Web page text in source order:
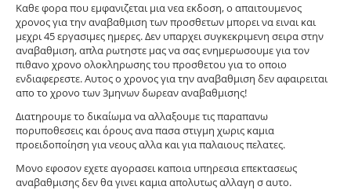
Καθε φορα που εμφανιζεται μια νεα εκδοση, ο απαιτουμενος
χρονος για την αναβαθμιση των προσθετων μπορει να ειναι και
μεχρι 45 εργασιμες ημερες. Δεν υπαρχει συγκεκριμενη σειρα στην
αναβαθμιση, απλα ρωτηστε μας να σας ενημερωσουμε για τον
πιθανο χρονο ολοκληρωσης του προσθετου για το οποιο
ενδιαφερεστε. Αυτος ο χρονος για την αναβαθμιση δεν αφαιρειται
απο το χρονο των 3μηνων δωρεαν αναβαθμισης!
Διατηρουμε το δικαίωμα να αλλαξουμε τις παραπανω
πορυποθεσεις και όρους ανα πασα στιγμη χωρις καμια
προειδοποίηση για νεους αλλα και για παλαιους πελατες.
Μονο εφοσον εχετε αγορασει καποια υπηρεσια επεκτασεως
αναβαθμισης δεν θα γινει καμια απολυτως αλλαγη σ αυτο.